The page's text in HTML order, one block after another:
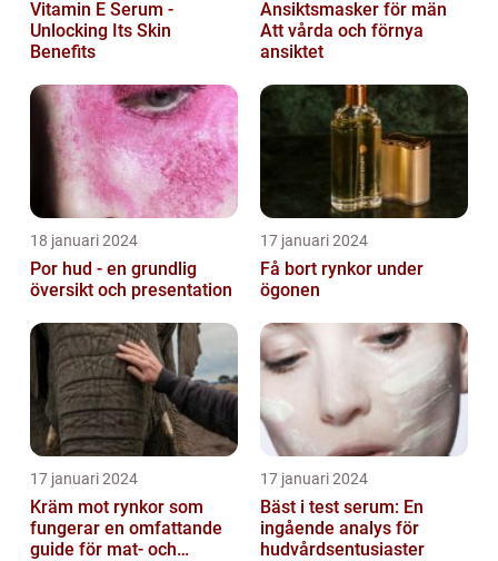
Vitamin E Serum -
Unlocking Its Skin
Benefits
Ansiktsmasker för män
Att vårda och förnya
ansiktet
18 januari 2024
Por hud - en grundlig
översikt och presentation
17 januari 2024
Få bort rynkor under
ögonen
17 januari 2024
Kräm mot rynkor som
fungerar en omfattande
guide för mat- och
17 januari 2024
Bäst i test serum: En
ingående analys för
hudvårdsentusiaster